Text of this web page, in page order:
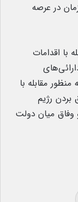
در عرصه
با اقدامات
مقابله با
رژیم
وفاق میان دولت